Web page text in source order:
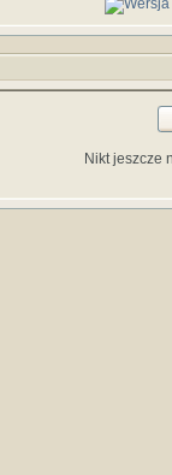
Nikt jeszcze